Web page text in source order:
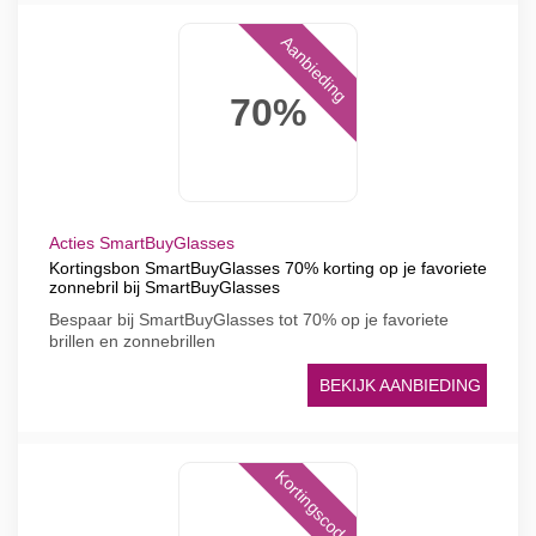
70%
Aanbieding
Acties SmartBuyGlasses
Kortingsbon SmartBuyGlasses 70% korting op je favoriete
zonnebril bij SmartBuyGlasses
Bespaar bij SmartBuyGlasses tot 70% op je favoriete
brillen en zonnebrillen
BEKIJK AANBIEDING
Kortingscode